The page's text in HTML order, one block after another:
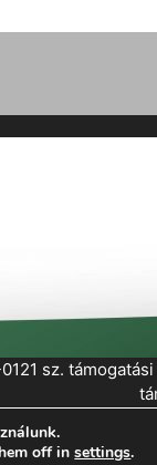
sz.
off insettings.